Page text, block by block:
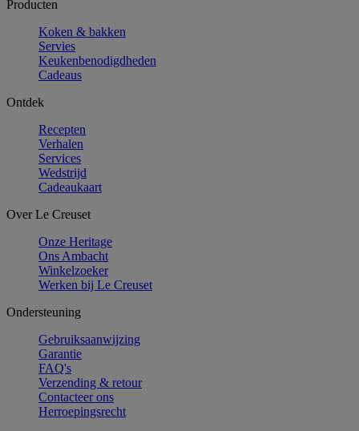
Producten
Koken & bakken
Servies
Keukenbenodigdheden
Cadeaus
Ontdek
Recepten
Verhalen
Services
Wedstrijd
Cadeaukaart
Over Le Creuset
Onze Heritage
Ons Ambacht
Winkelzoeker
Werken bij Le Creuset
Ondersteuning
Gebruiksaanwijzing
Garantie
FAQ's
Verzending & retour
Contacteer ons
Herroepingsrecht